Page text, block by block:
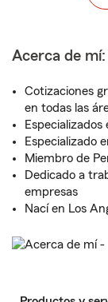
Acerca de mí:
Cotizaciones
en todas las
Especializado
Miembro de
Dedicado a
empresas
Nací en Los